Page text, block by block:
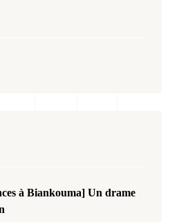
à Biankouma] Un drame